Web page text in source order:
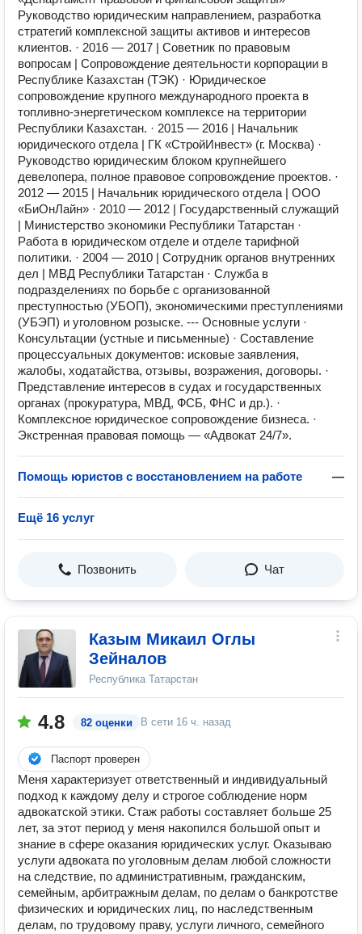
Руководство юридическим направлением, разработка
стратегий комплексной защиты активов и интересов
клиентов. · 2016 — 2017 | Советник по правовым
вопросам | Сопровождение деятельности корпорации в
Республике Казахстан (ТЭК) · Юридическое
сопровождение крупного международного проекта в
топливно-энергетическом комплексе на территории
Республики Казахстан. · 2015 — 2016 | Начальник
юридического отдела | ГК «СтройИнвест» (г. Москва) ·
Руководство юридическим блоком крупнейшего
девелопера, полное правовое сопровождение проектов. ·
2012 — 2015 | Начальник юридического отдела | ООО
«БиОнЛайн» · 2010 — 2012 | Государственный служащий
| Министерство экономики Республики Татарстан ·
Работа в юридическом отделе и отделе тарифной
политики. · 2004 — 2010 | Сотрудник органов внутренних
дел | МВД Республики Татарстан · Служба в
подразделениях по борьбе с организованной
преступностью (УБОП), экономическими преступлениями
(УБЭП) и уголовном розыске. --- Основные услуги ·
Консультации (устные и письменные) · Составление
процессуальных документов: исковые заявления,
жалобы, ходатайства, отзывы, возражения, договоры. ·
Представление интересов в судах и государственных
органах (прокуратура, МВД, ФСБ, ФНС и др.). ·
Комплексное юридическое сопровождение бизнеса. ·
Экстренная правовая помощь — «Адвокат 24/7».
Помощь юристов с восстановлением на работе —
Ещё 16 услуг
Позвонить Чат
Казым Микаил Оглы
Зейналов
Республика Татарстан
4.8 82 оценки В сети 16 ч. назад
Паспорт проверен
Меня характеризует ответственный и индивидуальный
подход к каждому делу и строгое соблюдение норм
адвокатской этики. Стаж работы составляет больше 25
лет, за этот период у меня накопился большой опыт и
знание в сфере оказания юридических услуг. Оказываю
услуги адвоката по уголовным делам любой сложности
на следствие, по административным, гражданским,
семейным, арбитражным делам, по делам о банкротстве
физических и юридических лиц, по наследственным
делам, по трудовому праву, услуги личного, семейного